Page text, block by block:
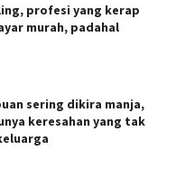
profesi yang kerap
murah, padahal
sering dikira manja,
keresahan yang tak